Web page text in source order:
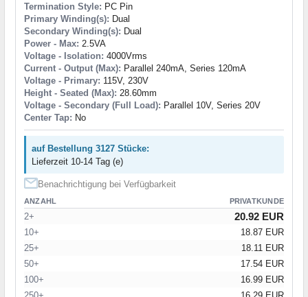
Termination Style: PC Pin
Primary Winding(s): Dual
Secondary Winding(s): Dual
Power - Max: 2.5VA
Voltage - Isolation: 4000Vrms
Current - Output (Max): Parallel 240mA, Series 120mA
Voltage - Primary: 115V, 230V
Height - Seated (Max): 28.60mm
Voltage - Secondary (Full Load): Parallel 10V, Series 20V
Center Tap: No
auf Bestellung 3127 Stücke:
Lieferzeit 10-14 Tag (e)
Benachrichtigung bei Verfügbarkeit
ANZAHL PRIVATKUNDE
2+ 20.92 EUR
10+
18.87 EUR
25+
18.11 EUR
50+
17.54 EUR
100+
16.99 EUR